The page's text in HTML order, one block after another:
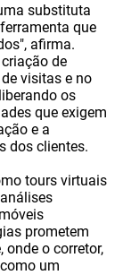
substituta
que
afirma.
de
visitas e no
os
que exigem
e a
dos clientes.
tours virtuais
prometem
onde o corretor,
um